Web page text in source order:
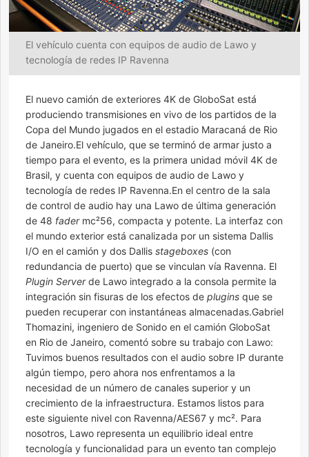
El vehículo cuenta con equipos de audio de Lawo y
tecnología de redes IP Ravenna
El nuevo camión de exteriores 4K de GloboSat está
produciendo transmisiones en vivo de los partidos de la
Copa del Mundo jugados en el estadio Maracaná de Rio
de Janeiro.El vehículo, que se terminó de armar justo a
tiempo para el evento, es la primera unidad móvil 4K de
Brasil, y cuenta con equipos de audio de Lawo y
tecnología de redes IP Ravenna.En el centro de la sala
de control de audio hay una Lawo de última generación
de 48 fadermc²56, compacta y potente. La interfaz con
el mundo exterior está canalizada por un sistema Dallis
I/O en el camión y dos Dallis stageboxes (con
redundancia de puerto) que se vinculan vía Ravenna. El
Plugin Serverde Lawo integrado a la consola permite la
integración sin fisuras de los efectos de plugins que se
pueden recuperar con instantáneas almacenadas.Gabriel
Thomazini, ingeniero de Sonido en el camión GloboSat
en Rio de Janeiro, comentó sobre su trabajo con Lawo:
Tuvimos buenos resultados con el audio sobre IP durante
algún tiempo, pero ahora nos enfrentamos a la
necesidad de un número de canales superior y un
crecimiento de la infraestructura. Estamos listos para
este siguiente nivel con Ravenna/AES67 y mc². Para
nosotros, Lawo representa un equilibrio ideal entre
tecnología y funcionalidad para un evento tan complejo